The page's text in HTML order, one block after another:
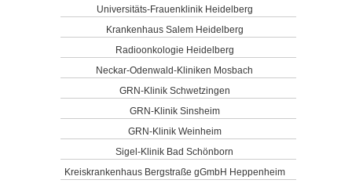
Universitäts-Frauenklinik Heidelberg
Krankenhaus Salem Heidelberg
Radioonkologie Heidelberg
Neckar-Odenwald-Kliniken Mosbach
GRN-Klinik Schwetzingen
GRN-Klinik Sinsheim
GRN-Klinik Weinheim
Sigel-Klinik Bad Schönborn
Kreiskrankenhaus Bergstraße gGmbH Heppenheim